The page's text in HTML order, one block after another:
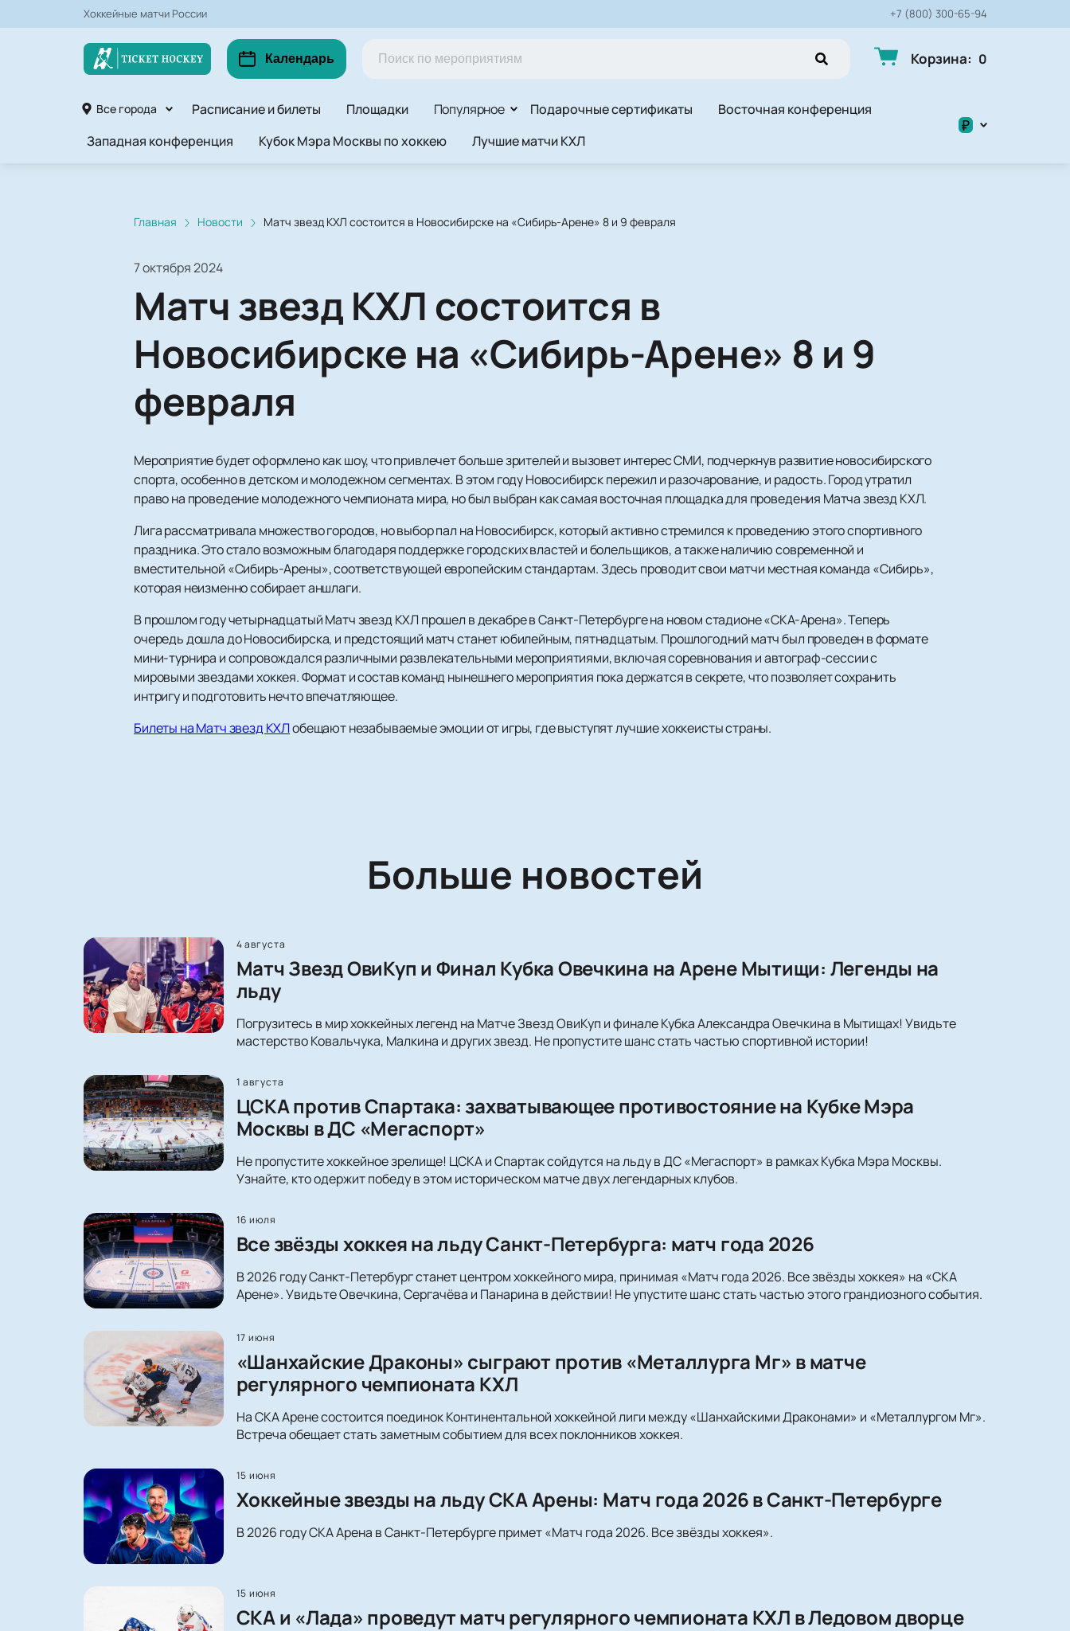
Хоккейные матчи России +7 (800) 300-65-94
Календарь Корзина: 0
Все города Расписание и билеты Площадки Популярное Подарочные сертификаты
Восточная конференция
Западная конференция
Кубок Мэра Москвы по хоккею Лучшие матчи КХЛ
₽
Главная Новости Матч звезд КХЛ состоится в Новосибирске на «Сибирь-Арене» 8 и 9 февраля
7 октября 2024
Матч звезд КХЛ состоится в
Новосибирске на «Сибирь-Арене» 8 и 9
февраля
Мероприятие будет оформлено как шоу, что привлечет больше зрителей и вызовет интерес СМИ, подчеркнув развитие новосибирского
спорта, особенно в детском и молодежном сегментах. В этом году Новосибирск пережил и разочарование, и радость. Город утратил
право на проведение молодежного чемпионата мира, но был выбран как самая восточная площадка для проведения Матча звезд КХЛ.
Лига рассматривала множество городов, но выбор пал на Новосибирск, который активно стремился к проведению этого спортивного
праздника. Это стало возможным благодаря поддержке городских властей и болельщиков, а также наличию современной и
вместительной «Сибирь-Арены», соответствующей европейским стандартам. Здесь проводит свои матчи местная команда «Сибирь»,
которая неизменно собирает аншлаги.
В прошлом году четырнадцатый Матч звезд КХЛ прошел в декабре в Санкт-Петербурге на новом стадионе «СКА-Арена». Теперь
очередь дошла до Новосибирска, и предстоящий матч станет юбилейным, пятнадцатым. Прошлогодний матч был проведен в формате
мини-турнира и сопровождался различными развлекательными мероприятиями, включая соревнования и автограф-сессии с
мировыми звездами хоккея. Формат и состав команд нынешнего мероприятия пока держатся в секрете, что позволяет сохранить
интригу и подготовить нечто впечатляющее.
Билеты на Матч звезд КХЛобещают незабываемые эмоции от игры, где выступят лучшие хоккеисты страны.
Больше новостей
4 августа
Матч Звезд ОвиКуп и Финал Кубка Овечкина на Арене Мытищи: Легенды на
льду
Погрузитесь в мир хоккейных легенд на Матче Звезд ОвиКуп и финале Кубка Александра Овечкина в Мытищах! Увидьте
мастерство Ковальчука, Малкина и других звезд. Не пропустите шанс стать частью спортивной истории!
1 августа
ЦСКА против Спартака: захватывающее противостояние на Кубке Мэра
Москвы в ДС «Мегаспорт»
Не пропустите хоккейное зрелище! ЦСКА и Спартак сойдутся на льду в ДС «Мегаспорт» в рамках Кубка Мэра Москвы.
Узнайте, кто одержит победу в этом историческом матче двух легендарных клубов.
16 июля
Все звёзды хоккея на льду Санкт-Петербурга: матч года 2026
В 2026 году Санкт-Петербург станет центром хоккейного мира, принимая «Матч года 2026. Все звёзды хоккея» на «СКА
Арене». Увидьте Овечкина, Сергачёва и Панарина в действии! Не упустите шанс стать частью этого грандиозного события.
17 июня
«Шанхайские Драконы» сыграют против «Металлурга Мг» в матче
регулярного чемпионата КХЛ
На СКА Арене состоится поединок Континентальной хоккейной лиги между «Шанхайскими Драконами» и «Металлургом Мг».
Встреча обещает стать заметным событием для всех поклонников хоккея.
15 июня
Хоккейные звезды на льду СКА Арены: Матч года 2026 в Санкт-Петербурге
В 2026 году СКА Арена в Санкт-Петербурге примет «Матч года 2026. Все звёзды хоккея».
15 июня
СКА и «Лада» проведут матч регулярного чемпионата КХЛ в Ледовом дворце